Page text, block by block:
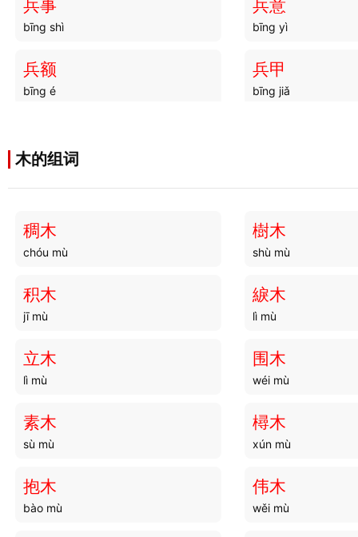
兵事
bīng shì
兵意
bīng yì
兵额
bīng é
兵甲
bīng jiǎ
bīng wǔ
兵籍 兵阵
兵锋 兵屯
兵部 兵气
兵曹 兵费
兵隶 兵柄
木的组词
稠木
chóu mù
樹木
shù mù
积木
jī mù
綟木
lì mù
立木
lì mù
围木
wéi mù
素木
sù mù
樳木
xún mù
抱木
bào mù
伟木
wěi mù